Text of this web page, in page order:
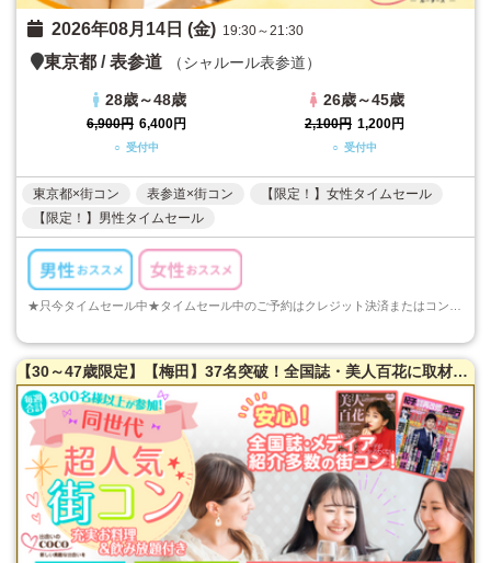
2026年08月14日 (金) 19:30～21:30
東京都 /表参道 （シャルール表参道）
28歳～48歳
6,900円 6,400円
○ 受付中
26歳～45歳
2,100円 1,200円
○ 受付中
東京都×街コン 表参道×街コン
【限定！】女性タイムセール
【限定！】男性タイムセール
【30～47歳限定】【梅田】37名突破！全国誌・美人百花に取材を受けた大阪で一番出会える街コン♪超オシャレ隠れ家カフェ貸切☆同世代で楽しむ♪【充実お料理＆飲み放題付】LINE交換自由＆席替えあり！